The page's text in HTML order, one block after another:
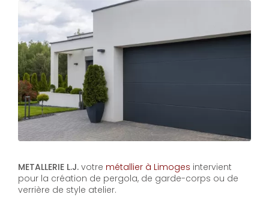
METALLERIE L.J. votre métallier à Limoges intervient
pour la création de pergola, de garde-corps ou de
verrière de style atelier.